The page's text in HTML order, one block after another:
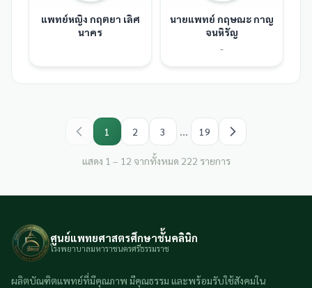
แพทย์หญิง กฤตยา เลิศ
นาคร
นายแพทย์ กฤษณะ กาญ
จนหิรัญ
-
1 2 3 ... 19
แสดง 1 – 12 จากทั้งหมด 222 รายการ
ศูนย์แพทยศาสตรศึกษาชั้นคลินิก
โรงพยาบาลมหาราชนครศรีธรรมราช
ผลิตบัณฑิตแพทย์ที่มีคุณภาพ มีคุณธรรม และพร้อมรับใช้สังคมใน